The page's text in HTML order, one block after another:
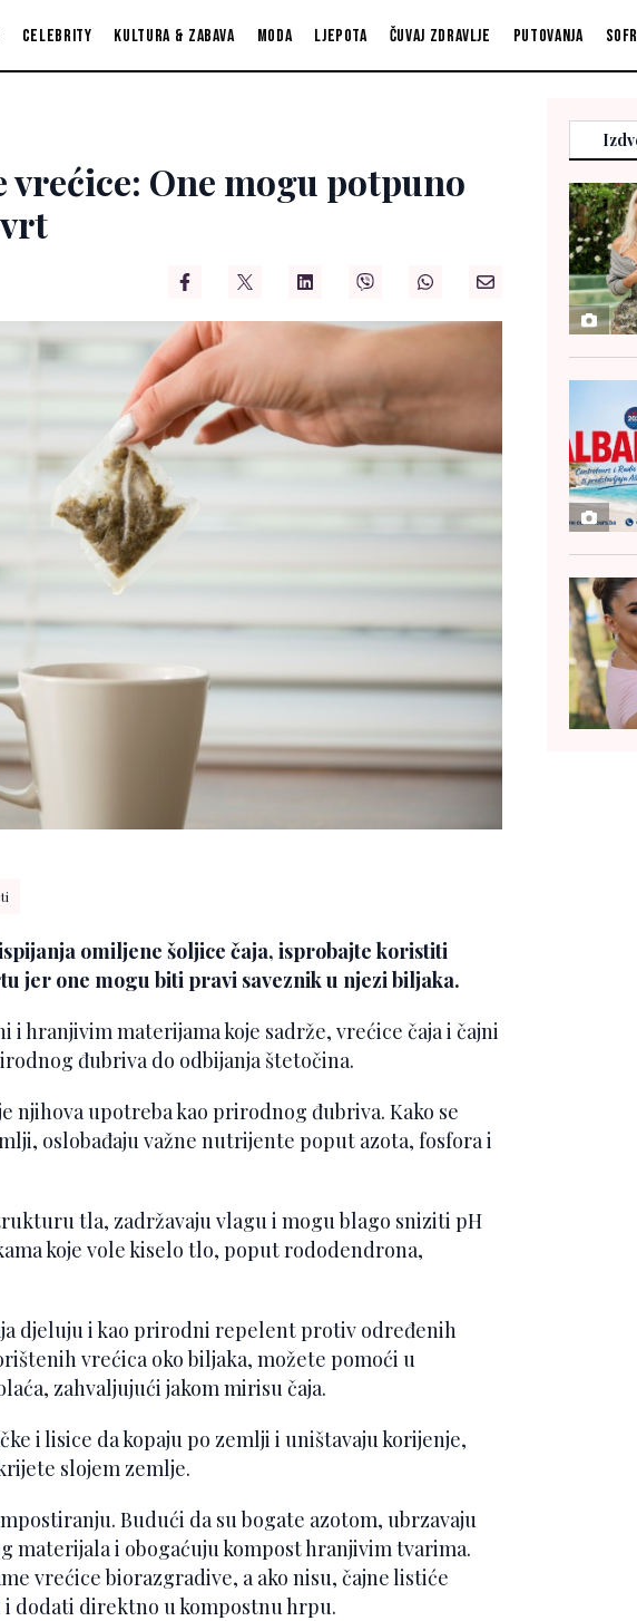
Celebrity Kultura & zabava Moda Ljepota Čuvaj zdravlje Putovanja
vrećice: One mogu potpuno
omiljene šoljice čaja, isprobajte koristiti
jer one mogu biti pravi saveznik u njezi biljaka.
i hranjivim materijama koje sadrže, vrećice čaja i čajni
đubriva do odbijanja štetočina.
njihova upotreba kao prirodnog đubriva. Kako se
oslobađaju važne nutrijente poput azota, fosfora i
tla, zadržavaju vlagu i mogu blago sniziti pH
koje vole kiselo tlo, poput rododendrona,
djeluju i kao prirodni repelent protiv određenih
vrećica oko biljaka, možete pomoći u
zahvaljujući jakom mirisu čaja.
i lisice da kopaju po zemlji i uništavaju korijenje,
slojem zemlje.
Budući da su bogate azotom, ubrzavaju
materijala i obogaćuju kompost hranjivim tvarima.
vrećice biorazgradive, a ako nisu, čajne listiće
dodati direktno u kompostnu hrpu.